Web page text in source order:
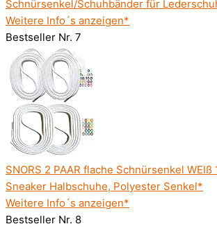
Schnürsenkel/Schuhbänder für
Weitere Info´s anzeigen*
Bestseller Nr. 7
SNORS 2 PAAR flache Schnürsenkel
Sneaker Halbschuhe, Polyester Senkel*
Weitere Info´s anzeigen*
Bestseller Nr. 8